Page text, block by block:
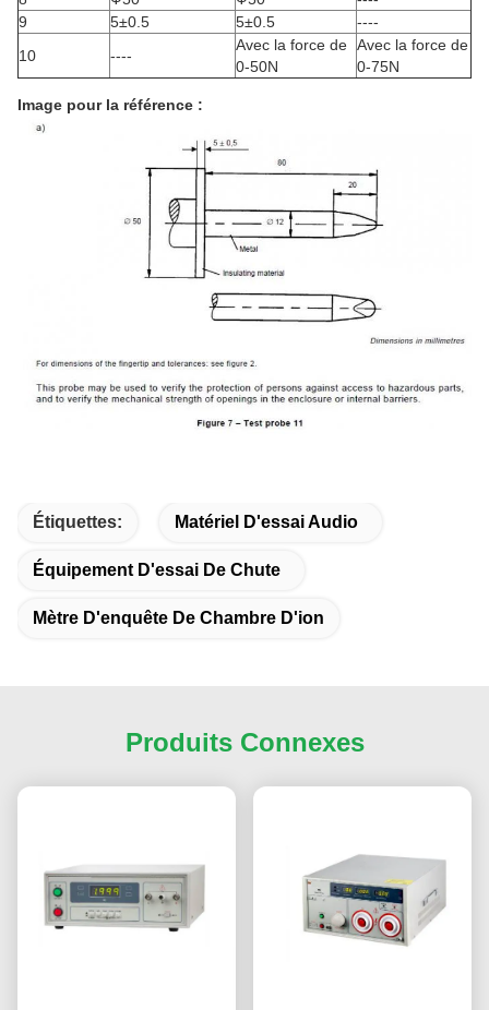
9
5±0.5 5±0.5
----
10
----
Avec la force de
0-50N
Avec la force de
0-75N
Image pour la référence :
Étiquettes: Matériel D'essai Audio
Équipement D'essai De Chute
Mètre D'enquête De Chambre D'ion
Produits Connexes